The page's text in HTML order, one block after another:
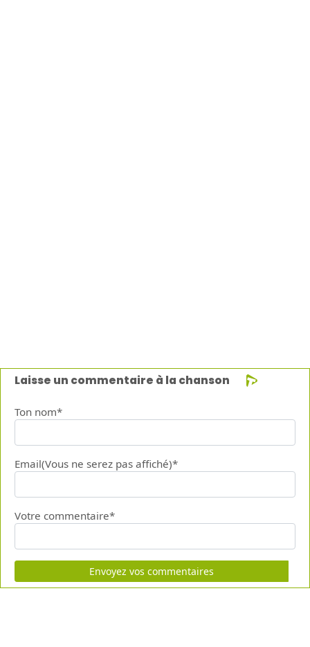
Laisse un commentaire à la chanson
Ton nom*
Email(Vous ne serez pas affiché)*
Votre commentaire*
Envoyez vos commentaires